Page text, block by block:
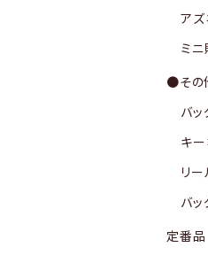
アズ
ミニ
●その
バ
キ
リ
バッ
定番品